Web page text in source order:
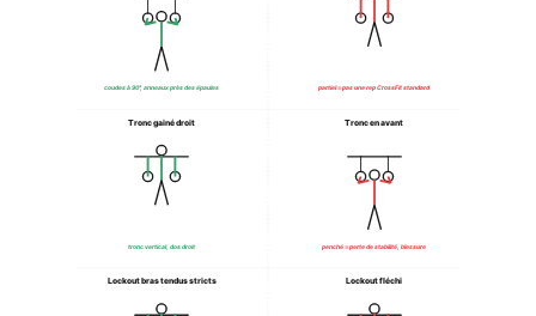
coudes à 90°, anneaux près des épaules partiel = pas une rep CrossFit standard
Tronc gainé droit Tronc en avant
tronc vertical, dos droit penché = perte de stabilité, blessure
Lockout bras tendus stricts Lockout fléchi